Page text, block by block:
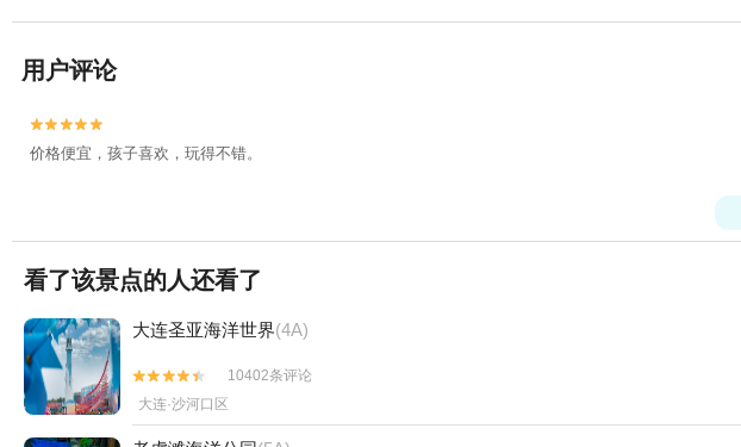
用户评论


价格便宜，孩子喜欢，玩得不错。
看了该景点的人还看了
大连圣亚海洋世界(4A)


10402条评论
大连·沙河口区